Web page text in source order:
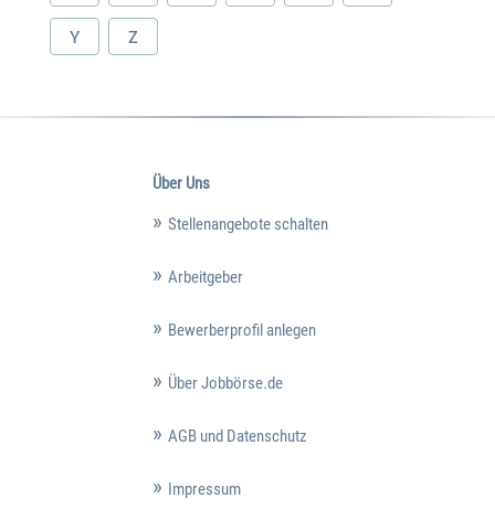
Y Z
Über Uns
Stellenangebote schalten
Arbeitgeber
Bewerberprofil anlegen
Über Jobbörse.de
AGB und Datenschutz
Impressum